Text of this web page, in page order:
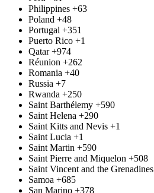
Philippines +63
Poland +48
Portugal +351
Puerto Rico +1
Qatar +974
Réunion +262
Romania +40
Russia +7
Rwanda +250
Saint Barthélemy +590
Saint Helena +290
Saint Kitts and Nevis +1
Saint Lucia +1
Saint Martin +590
Saint Pierre and Miquelon +508
Saint Vincent and the Grenadines
Samoa +685
San Marino +378